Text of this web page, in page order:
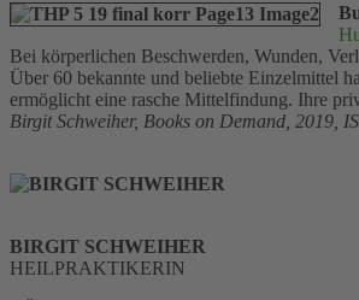
Bei körperlichen Beschwerden, Wunden,
Über 60 bekannte und beliebte Einzelmittel
ermöglicht eine rasche Mittelfindung. Ihre
Birgit Schweiher, Books on Demand, 2019,
BIRGIT SCHWEIHER
HEILPRAKTIKERIN